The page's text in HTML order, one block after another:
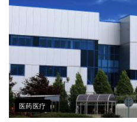
医药医疗